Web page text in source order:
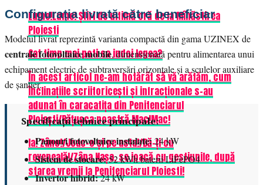
Lume!Lume! Știri de ultimă oră de la Mînăstirea
Ploiesti
Cat timp mai poti sa indoi legea?
În acest articol ne-am hotărât să vă arătăm, cum
înclinațiile scriitoricești și infracționale s-au
adunat în caracatița din Penitenciarul
Ploiești/Rățușca noastră Mac!Mac!
Ia! Zâno!/Joac-o și pe asta!/Dă-ți cu
reveneală!/Zâna Nașa, se joacă cu gestiunile, după
starea vremii la Penitenciarul Ploiesti!
Configurația livrată către beneficiar
Modelul livrat reprezintă varianta compactă din gama UZINEX de
centrale fotovoltaice mobile, dimensionată pentru alimentarea unui
echipament electric de subtraversări orizontale și a sculelor auxiliare
de șantier.
Specificații tehnice principale:
Panouri fotovoltaice instalate:24 kW
Sistem de stocare:52 kWh baterii LiFePO4
Invertor hibrid:24 kW